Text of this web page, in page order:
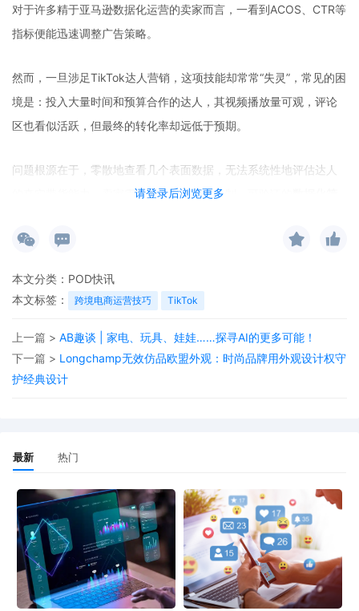
请登录后浏览更多
对于许多精于亚马逊数据化运营的卖家而言，一看到ACOS、CTR等
指标便能迅速调整广告策略。
然而，一旦涉足TikTok达人营销，这项技能却常常“失灵”，常见的困
境是：投入大量时间和预算合作的达人，其视频播放量可观，评论
区也看似活跃，但最终的转化率却远低于预期。
问题根源在于，零散地查看几个表面数据，无法系统性地评估达人
的真实带货能力。卖家需要的，是一套可复制、可验证的
过程的效率。例如，卖家精灵生态推出的TikTok数据中心——
精灵 ，其核心功能「带货分析」就是专为跨境卖家打造的达人分析
利器。
下文，我们将以达人精灵的「带货分析」功能为例，详细讲解如何
第一步：快速初步筛查，高效淘汰不
匹配达人
这一步的目的，是在3分钟内快速过滤掉明显不合适的达人，节约后
续深入沟通的成本。
使用达人精灵插件，打开目标达人主页并点击「带货分析」按钮，
本文分类： POD快讯
本文标签：
跨境电商运营技巧 TikTok
上一篇 > AB趣谈 | 家电、玩具、娃娃……探寻AI的更多可能！
下一篇 > Longchamp无效仿品欧盟外观：时尚品牌用外观设计权守
护经典设计
最新 热门